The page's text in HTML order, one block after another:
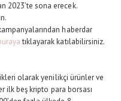
2023’te sona erecek.
haberdar
tıklayarak katılabilirsiniz.
olarak yenilikçi ürünler ve
ilk beş kripto para borsası